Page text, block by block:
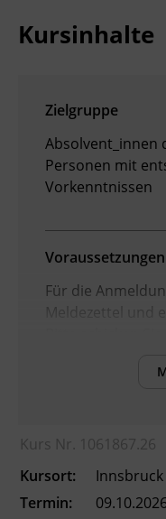
Kursinhalte
Zielgruppe
Absolvent_innen
Personen mit
Vorkenntnissen
Voraussetzungen
Für die
Meldezettel und
erhalten und
eine
Kurs Nr. 1061867.26
Kursort:
Innsbruck
Termin: